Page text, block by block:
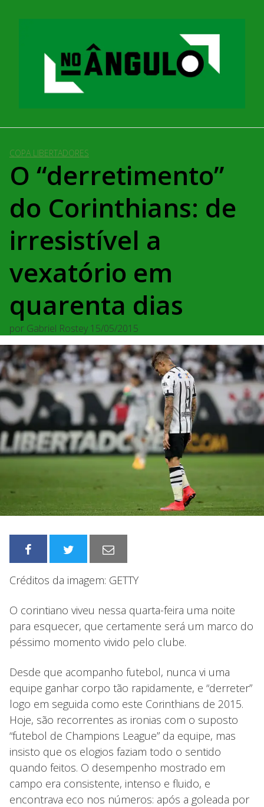
COPA LIBERTADORES
O “derretimento”
do Corinthians: de
irresistível a
vexatório em
quarenta dias
por Gabriel Rostey 15/05/2015
Créditos da imagem: GETTY
O corintiano viveu nessa quarta-feira uma noite
para esquecer, que certamente será um marco do
péssimo momento vivido pelo clube.
Desde que acompanho futebol, nunca vi uma
equipe ganhar corpo tão rapidamente, e “derreter”
logo em seguida como este Corinthians de 2015.
Hoje, são recorrentes as ironias com o suposto
“futebol de Champions League” da equipe, mas
insisto que os elogios faziam todo o sentido
quando feitos. O desempenho mostrado em
campo era consistente, intenso e fluido, e
encontrava eco nos números: após a goleada por